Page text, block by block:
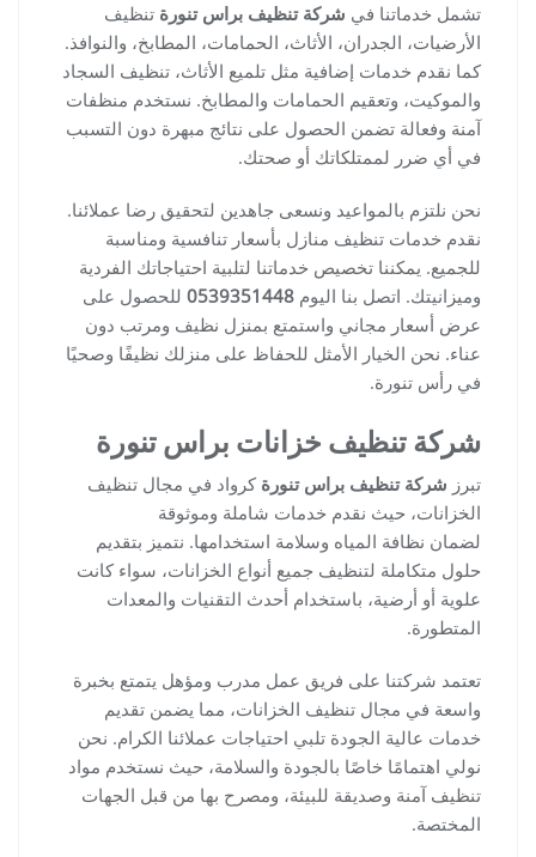
تشمل خدماتنا في شركة تنظيف براس تنورة تنظيف
الأرضيات، الجدران، الأثاث، الحمامات، المطابخ، والنوافذ.
كما نقدم خدمات إضافية مثل تلميع الأثاث، تنظيف السجاد
والموكيت، وتعقيم الحمامات والمطابخ. نستخدم منظفات
آمنة وفعالة تضمن الحصول على نتائج مبهرة دون التسبب
في أي ضرر لممتلكاتك أو صحتك.
نحن نلتزم بالمواعيد ونسعى جاهدين لتحقيق رضا عملائنا.
نقدم خدمات تنظيف منازل بأسعار تنافسية ومناسبة
للجميع. يمكننا تخصيص خدماتنا لتلبية احتياجاتك الفردية
وميزانيتك. اتصل بنا اليوم 0539351448 للحصول على
عرض أسعار مجاني واستمتع بمنزل نظيف ومرتب دون
عناء. نحن الخيار الأمثل للحفاظ على منزلك نظيفًا وصحيًا
في رأس تنورة.
شركة تنظيف خزانات براس تنورة
تبرز شركة تنظيف براس تنورة كرواد في مجال تنظيف
الخزانات، حيث نقدم خدمات شاملة وموثوقة
لضمان نظافة المياه وسلامة استخدامها. نتميز بتقديم
حلول متكاملة لتنظيف جميع أنواع الخزانات، سواء كانت
علوية أو أرضية، باستخدام أحدث التقنيات والمعدات
المتطورة.
تعتمد شركتنا على فريق عمل مدرب ومؤهل يتمتع بخبرة
واسعة في مجال تنظيف الخزانات، مما يضمن تقديم
خدمات عالية الجودة تلبي احتياجات عملائنا الكرام. نحن
نولي اهتمامًا خاصًا بالجودة والسلامة، حيث نستخدم مواد
تنظيف آمنة وصديقة للبيئة، ومصرح بها من قبل الجهات
المختصة.